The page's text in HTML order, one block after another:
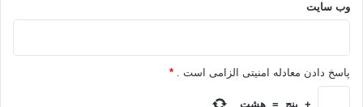
وب‌ سایت
پاسخ دادن معادله امنیتی الزامی است . *
+ پنج = هشت